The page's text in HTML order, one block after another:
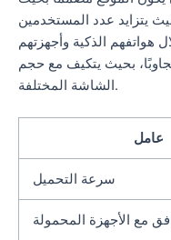
يتزايد عدد المستخدمين
هواتفهم الذكية وأجهزتهم
بحيث يتكيف مع حجم
الشاشة المختلفة.
عامل
سرعة التحميل
مع الأجهزة المحمولة